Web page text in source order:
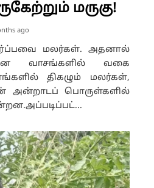
மருகு!
ago
மலர்கள். அதனால்
வாசங்களில் வகை
திகழும் மலர்கள்,
அன்றாடப் பொருள்களில்